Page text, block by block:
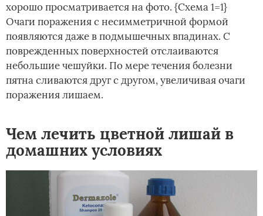
хорошо просматривается на фото. {Схема 1=1}
Очаги поражения с несимметричной формой
появляются даже в подмышечных впадинах. С
поврежденных поверхностей отслаиваются
небольшие чешуйки. По мере течения болезни
пятна сливаются друг с другом, увеличивая очаги
поражения лишаем.
Чем лечить цветной лишай в
домашних условиях